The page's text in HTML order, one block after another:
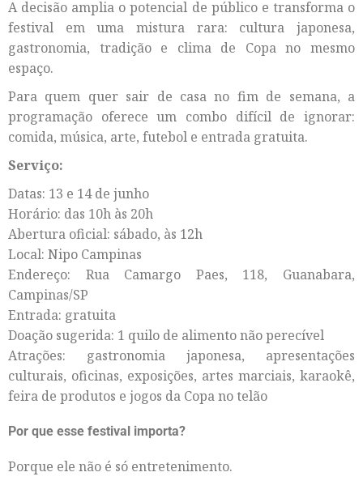
A decisão amplia o potencial de público e transforma o
festival em uma mistura rara: cultura japonesa,
gastronomia, tradição e clima de Copa no mesmo
espaço.
Para quem quer sair de casa no fim de semana, a
programação oferece um combo difícil de ignorar:
comida, música, arte, futebol e entrada gratuita.
Serviço:
Datas: 13 e 14 de junho
Horário: das 10h às 20h
Abertura oficial: sábado, às 12h
Local: Nipo Campinas
Endereço: Rua Camargo Paes, 118, Guanabara,
Campinas/SP
Entrada: gratuita
Doação sugerida: 1 quilo de alimento não perecível
Atrações: gastronomia japonesa, apresentações
culturais, oficinas, exposições, artes marciais, karaokê,
feira de produtos e jogos da Copa no telão
Por que esse festival importa?
Porque ele não é só entretenimento.